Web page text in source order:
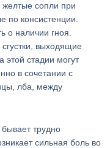
сопли при
по консистенции.
о наличии гноя.
выходящие
стадии могут
в сочетании с
лба, между
трудно
сильная боль во